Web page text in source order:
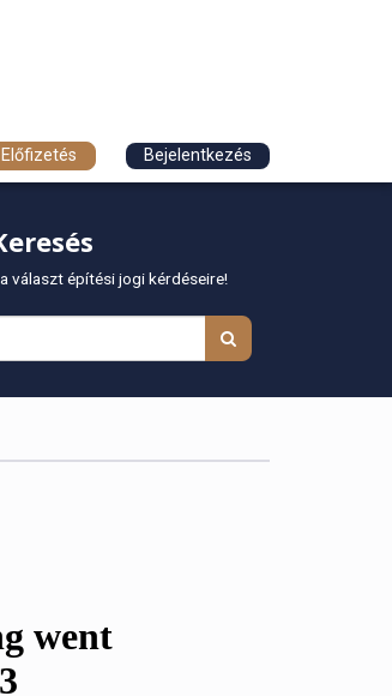
Előfizetés Bejelentkezés
választ építési jogi kérdéseire!